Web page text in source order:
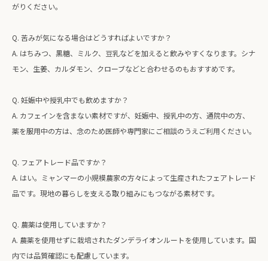
がりください。
Q. 苦みが気になる場合はどうすればよいですか？
A. はちみつ、黒糖、ミルク、豆乳などを加えると飲みやすくなります。シナ
モン、生姜、カルダモン、クローブなどと合わせるのもおすすめです。
Q. 妊娠中や授乳中でも飲めますか？
A. カフェインを含まない素材ですが、妊娠中、授乳中の方、通院中の方、
薬を服用中の方は、念のため医師や専門家にご相談のうえご利用ください。
Q. フェアトレード品ですか？
A. はい。ミャンマーの小規模農家の方々によって生産されたフェアトレード
品です。現地の暮らしを支える取り組みにもつながる素材です。
Q. 農薬は使用していますか？
A. 農薬を使用せずに栽培されたダンデライオンルートを使用しています。国
内では品質確認にも配慮しています。